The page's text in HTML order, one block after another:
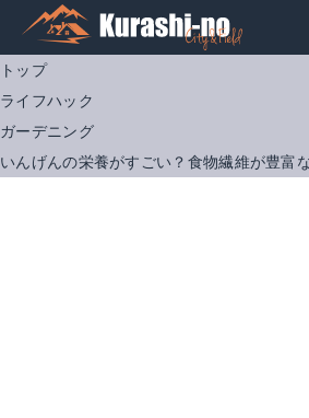
トップ
ライフハック
ガーデニング
いんげんの栄養がすごい？食物繊維が豊富